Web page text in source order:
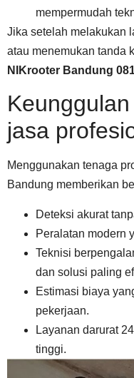
mempermudah
Jika setelah melakukan
atau menemukan tanda
NIKrooter Bandung
jasa
Menggunakan tenaga
Bandung memberikan
Deteksi akurat
Peralatan modern
Teknisi
dan solusi paling
Estimasi biaya
pekerjaan.
Layanan darurat
tinggi.